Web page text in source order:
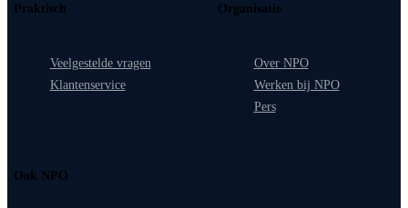
Praktisch
Veelgestelde vragen
Klantenservice
Organisatie
Over NPO
Werken bij NPO
Pers
Ook NPO